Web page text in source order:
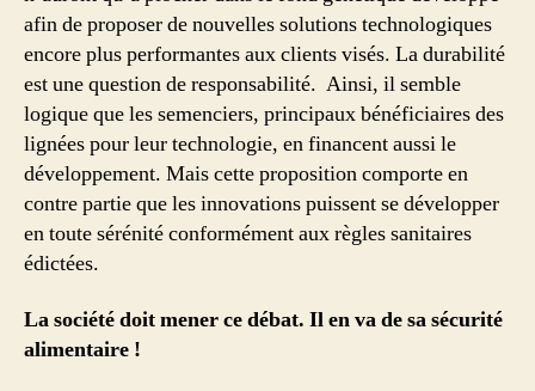
afin de proposer de nouvelles solutions technologiques
encore plus performantes aux clients visés. La durabilité
est une question de responsabilité. Ainsi, il semble
logique que les semenciers, principaux bénéficiaires des
lignées pour leur technologie, en financent aussi le
développement. Mais cette proposition comporte en
contre partie que les innovations puissent se développer
en toute sérénité conformément aux règles sanitaires
édictées.
La société doit mener ce débat. Il en va de sa sécurité
alimentaire !